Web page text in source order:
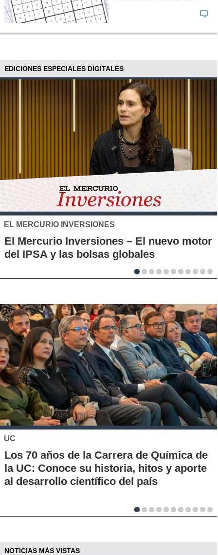
EDICIONES ESPECIALES DIGITALES
SANTO TOMÁS
IP-CFT Santo Tomás y Red de Hubs
Municipales firman alianza para impulsar
la innovación en los territorios
KHIPU
Conoce la historia de la nueva era para
los pagos en Chile
NOTICIAS MÁS VISTAS